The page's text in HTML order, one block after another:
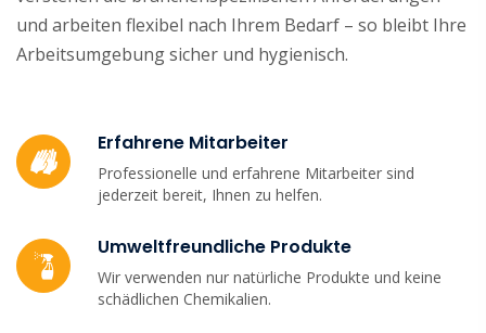
und arbeiten flexibel nach Ihrem Bedarf – so bleibt Ihre
Arbeitsumgebung sicher und hygienisch.
Erfahrene Mitarbeiter
Professionelle und erfahrene Mitarbeiter sind
jederzeit bereit, Ihnen zu helfen.
Umweltfreundliche Produkte
Wir verwenden nur natürliche Produkte und keine
schädlichen Chemikalien.